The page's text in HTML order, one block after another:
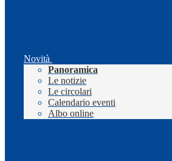
Novità
Panoramica
Le notizie
Le circolari
Calendario eventi
Albo online